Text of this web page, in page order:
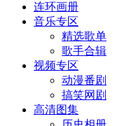
连环画册
音乐专区
精选歌单
歌手合辑
视频专区
动漫番剧
搞笑网剧
高清图集